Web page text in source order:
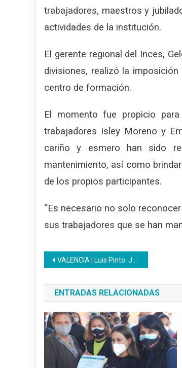
trabajadores, maestros y
actividades de la institución.
El gerente regional del Inces,
divisiones, realizó la
centro de formación.
El momento fue propicio
trabajadores Isley Moreno y
cariño y esmero han sido
mantenimiento, así como
de los propios participantes.
“Es necesario no solo
sus trabajadores que se han
Navegación
de
entradas
VALENCIA | Luis Pinto: Joven carabobeño, ejemplo de voluntad y con deseos de superación
ENTRADAS RELACIONADAS